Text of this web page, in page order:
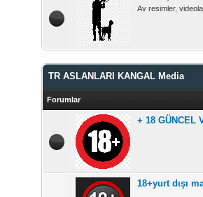
Av resimler,
TR ASLANLARI KANGAL Media
Forumlar
+ 18 GÜNCEL
18+yurt dışı